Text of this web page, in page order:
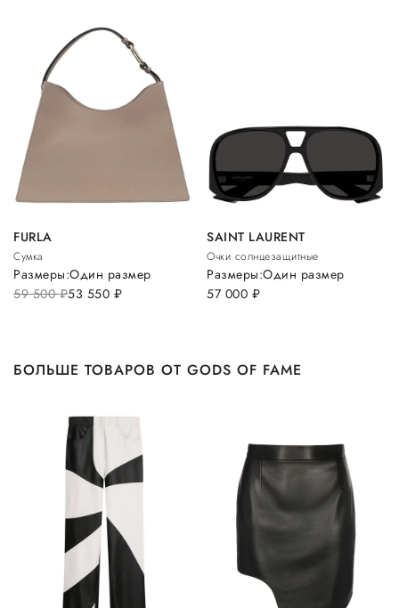
FURLA
Сумка
59 500руб.53 550 руб.
Размеры:Один размер
SAINT LAURENT
Очки солнцезащитные
57 000 руб.
Размеры:Один размер
БОЛЬШЕ ТОВАРОВ ОТ GODS OF FAME